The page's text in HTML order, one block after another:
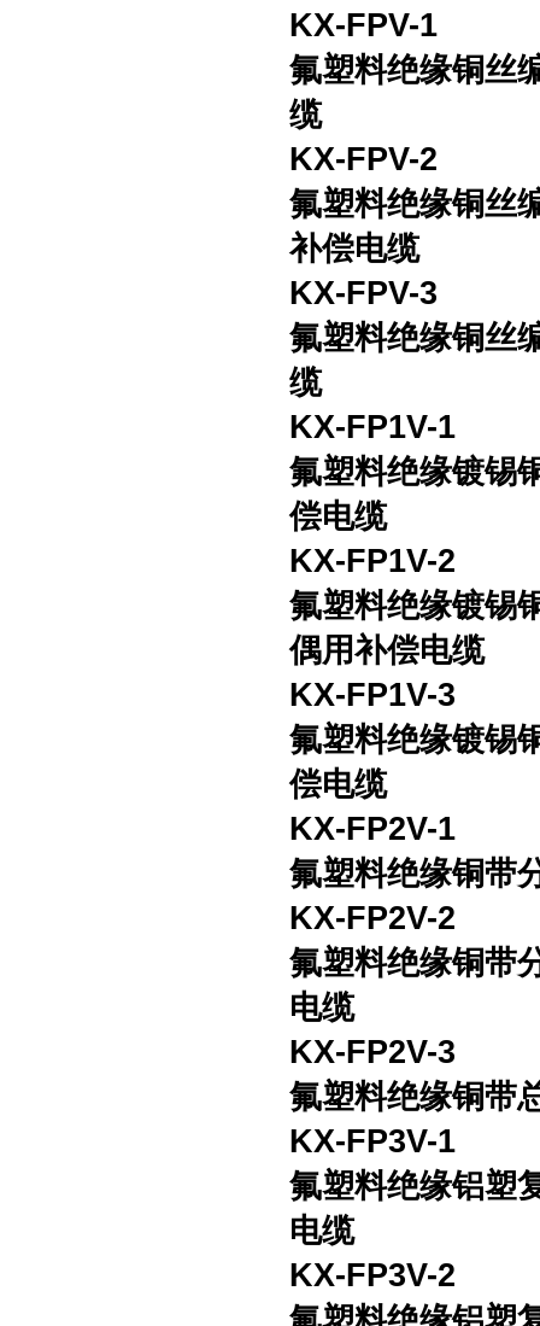
KX-FPV-1
氟塑料绝缘铜丝
缆
KX-FPV-2
氟塑料绝缘铜丝
补偿电缆
KX-FPV-3
氟塑料绝缘铜丝
缆
KX-FP1V-1
氟塑料绝缘镀锡
偿电缆
KX-FP1V-2
氟塑料绝缘镀锡
偶用补偿电缆
KX-FP1V-3
氟塑料绝缘镀锡
偿电缆
KX-FP2V-1
氟塑料绝缘铜带
KX-FP2V-2
氟塑料绝缘铜带
电缆
KX-FP2V-3
氟塑料绝缘铜带
KX-FP3V-1
氟塑料绝缘铝塑
电缆
KX-FP3V-2